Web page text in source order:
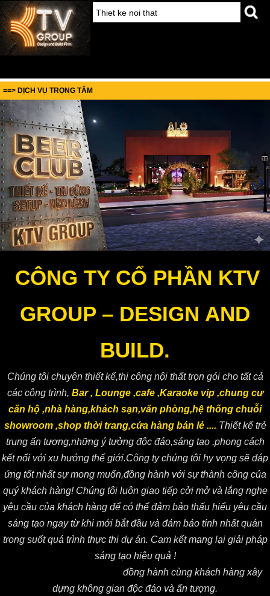
==> DỊCH VỤ TRỌNG TÂM
CÔNG TY CỔ PHẦN KTV
GROUP – DESIGN AND
BUILD.
Chúng tôi chuyên thiết kế,thi công nội thất trọn gói cho tất cả
các công trình, Bar , Lounge ,cafe ,Karaoke vip ,chung cư
căn hộ ,nhà hàng,khách sạn,văn phòng,hệ thống chuỗi
showroom ,shop thời trang,cửa hàng bán lẻ .... Thiết kế trẻ
trung ấn tượng,những ý tưởng độc đáo,sáng tạo ,phong cách
kết nối với xu hướng thế giới.Công ty chúng tôi hy vọng sẽ đáp
ứng tốt nhất sự mong muốn,đồng hành với sự thành công của
quý khách hàng! Chúng tôi luôn giao tiếp cởi mở và lắng nghe
yêu cầu của khách hàng để có thể đảm bảo thấu hiểu yêu cầu
sáng tạo ngay từ khi mới bắt đầu và đảm bảo tính nhất quán
trong suốt quá trình thực thi dự án. Cam kết mang lại giải pháp
sáng tạo hiệu quả !
đồng hành cùng khách hàng xây
dựng không gian độc đáo và ấn tượng.